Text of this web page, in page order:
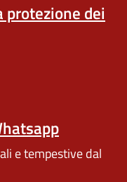
protezione dei
e tempestive dal